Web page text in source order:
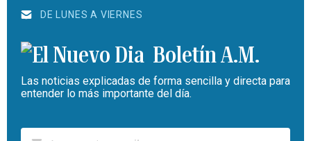
DE LUNES A VIERNES
Boletín A.M.
Las noticias explicadas de forma sencilla y directa para
entender lo más importante del día.